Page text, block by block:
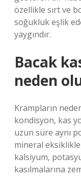
özellikle sırt ve
soğukluk eşlik
yaygındır.
Bacak
neden
Krampların
kondisyon, kas
uzun süre aynı
mineral
kalsiyum,
kasılmalarına